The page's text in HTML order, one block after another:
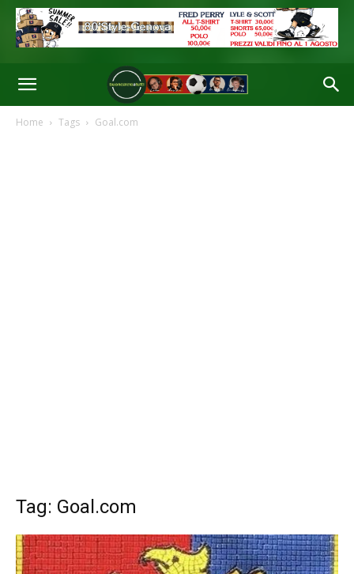
Home Tags Goal.com
Tag: Goal.com